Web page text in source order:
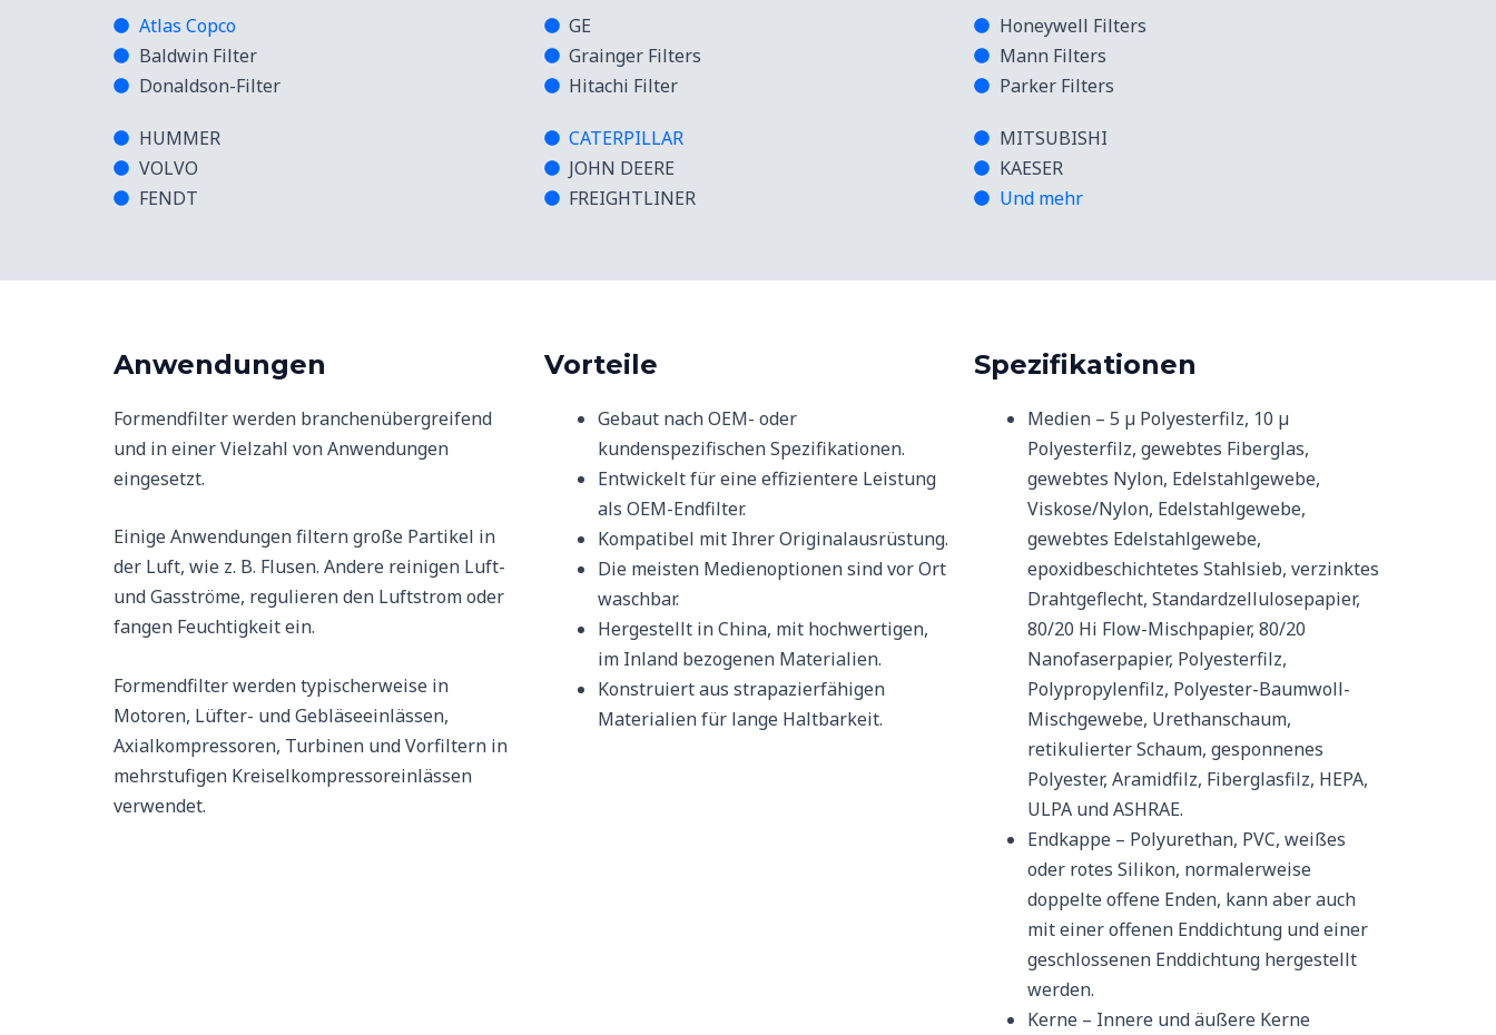
Atlas Copco
Baldwin Filter
Donaldson-Filter
GE
Grainger Filters
Hitachi Filter
Honeywell Filters
Mann Filters
Parker Filters
HUMMER
VOLVO
FENDT
CATERPILLAR
JOHN DEERE
FREIGHTLINER
MITSUBISHI
KAESER
Und mehr
Anwendungen Vorteile Spezifikationen
Formendfilter werden branchenübergreifend
und in einer Vielzahl von Anwendungen
eingesetzt.
Einige Anwendungen filtern große Partikel in
der Luft, wie z. B. Flusen. Andere reinigen Luft-
und Gasströme, regulieren den Luftstrom oder
fangen Feuchtigkeit ein.
Formendfilter werden typischerweise in
Motoren, Lüfter- und Gebläseeinlässen,
Axialkompressoren, Turbinen und Vorfiltern in
mehrstufigen Kreiselkompressoreinlässen
verwendet.
Gebaut nach OEM- oder
kundenspezifischen Spezifikationen.
Entwickelt für eine effizientere Leistung
als OEM-Endfilter.
Kompatibel mit Ihrer Originalausrüstung.
Die meisten Medienoptionen sind vor Ort
waschbar.
Hergestellt in China, mit hochwertigen,
im Inland bezogenen Materialien.
Konstruiert aus strapazierfähigen
Materialien für lange Haltbarkeit.
Medien – 5 µ Polyesterfilz, 10 µ
Polyesterfilz, gewebtes Fiberglas,
gewebtes Nylon, Edelstahlgewebe,
Viskose/Nylon, Edelstahlgewebe,
gewebtes Edelstahlgewebe,
epoxidbeschichtetes Stahlsieb, verzinktes
Drahtgeflecht, Standardzellulosepapier,
80/20 Hi Flow-Mischpapier, 80/20
Nanofaserpapier, Polyesterfilz,
Polypropylenfilz, Polyester-Baumwoll-
Mischgewebe, Urethanschaum,
retikulierter Schaum, gesponnenes
Polyester, Aramidfilz, Fiberglasfilz, HEPA,
ULPA und ASHRAE.
Endkappe – Polyurethan, PVC, weißes
oder rotes Silikon, normalerweise
doppelte offene Enden, kann aber auch
mit einer offenen Enddichtung und einer
geschlossenen Enddichtung hergestellt
werden.
Kerne – Innere und äußere Kerne